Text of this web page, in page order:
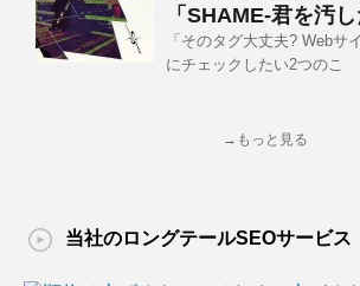
「SHAME-君を汚し
「そのタグ大丈夫? Webサ
にチェックしたい2つのこ
→もっと見る
当社のロングテールSEOサービス